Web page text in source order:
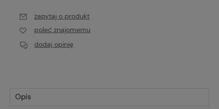
zapytaj o produkt
poleć znajomemu
dodaj opinię
Opis